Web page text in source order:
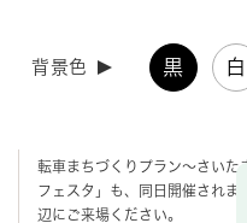
背景色 黒 白
今年も、11月15日（日曜日）
リテリウム」がさいたま新都心
今大会は、GMOアリーナさい
転車まちづくりプラン～さいた
フェスタ」も、同日開催されま
辺にご来場ください。